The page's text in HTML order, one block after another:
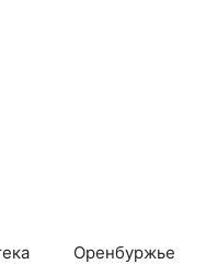
Оренбуржье